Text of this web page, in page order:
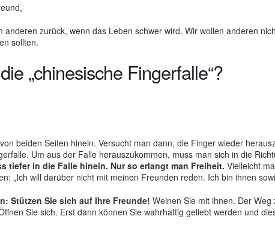
anderen zurück, wenn das Leben schwer wird. Wir wollen anderen
sollten.
„chinesische Fingerfalle“?
beiden Seiten hinein. Versucht man dann, die Finger wieder
Um aus der Falle herauszukommen, muss man sich in die
tiefer in die Falle hinein. Nur so erlangt man Freiheit. Vielleicht
„Ich will darüber nicht mit meinen Freunden reden. Ich bin ihnen
Stützen Sie sich auf Ihre Freunde! Weinen Sie mit ihnen. Der
Sie sich. Erst dann können Sie wahrhaftig geliebt werden und